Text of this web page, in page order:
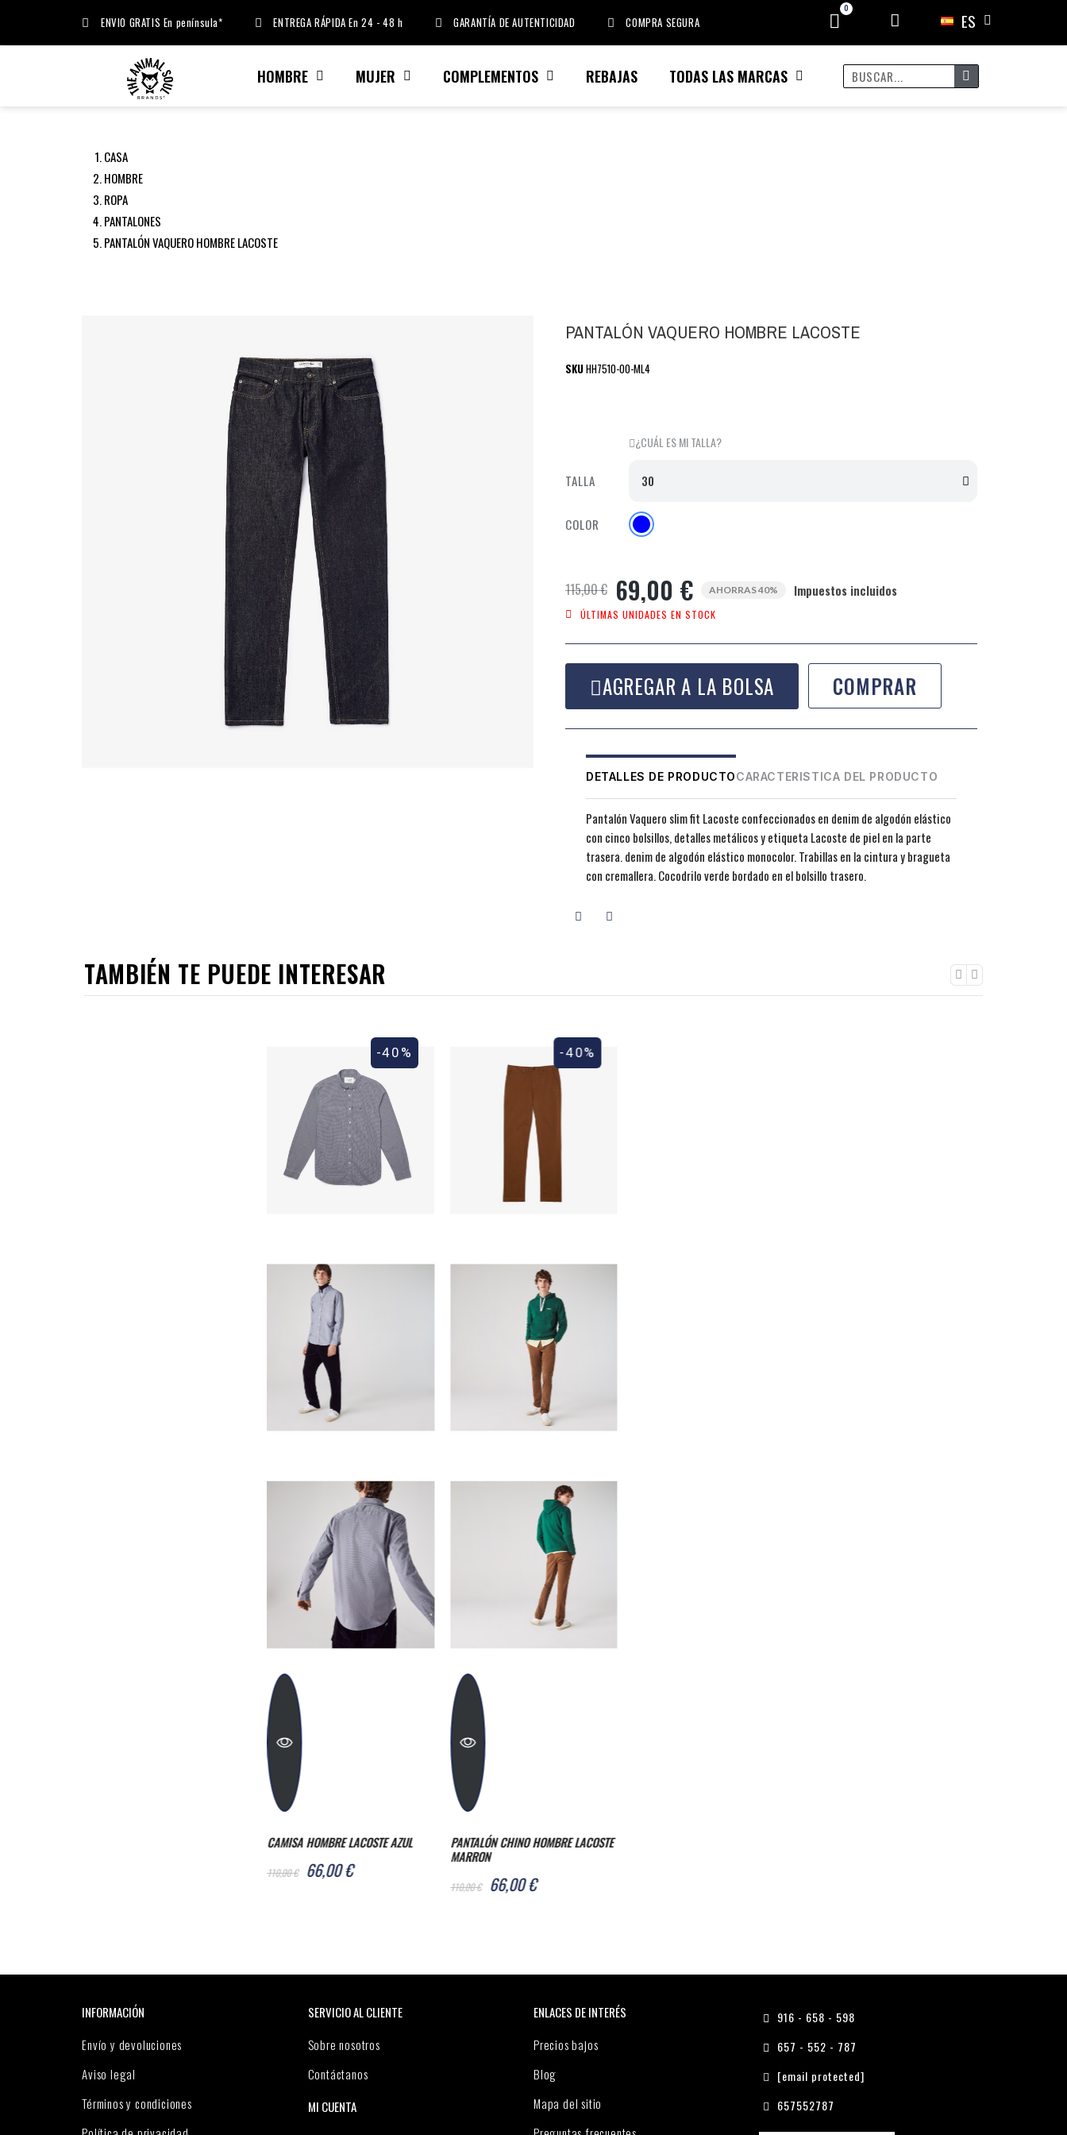
ENVIO GRATIS En península* ENTREGA RÁPIDA En 24 - 48 h GARANTÍA DE AUTENTICIDAD COMPRA SEGURA ES
HOMBRE MUJER COMPLEMENTOS REBAJAS TODAS LAS MARCAS
CASA
HOMBRE
ROPA
PANTALONES
PANTALÓN VAQUERO HOMBRE LACOSTE
PANTALÓN VAQUERO HOMBRE LACOSTE
SKUHH7510-00-ML4
¿CUÁL ES MI TALLA?
TALLA
COLOR
115,00 € 69,00 € AHORRAS 40% Impuestos incluidos
ÚLTIMAS UNIDADES EN STOCK
AGREGAR A LA BOLSA COMPRAR
DETALLES DE PRODUCTOCARACTERISTICA DEL PRODUCTO
Pantalón Vaquero slim fit Lacoste confeccionados en denim de algodón elástico
con cinco bolsillos, detalles metálicos y etiqueta Lacoste de piel en la parte
trasera. denim de algodón elástico monocolor. Trabillas en la cintura y bragueta
con cremallera. Cocodrilo verde bordado en el bolsillo trasero.
TAMBIÉN TE PUEDE INTERESAR
CAMISA HOMBRE LACOSTE AZUL
110,00 € 66,00 €
-40%
PANTALÓN CHINO HOMBRE LACOSTE
MARRON
110,00 € 66,00 €
-40%
INFORMACIÓN
Envío y devoluciones
Aviso legal
Términos y condiciones
SERVICIO AL CLIENTE
Sobre nosotros
Contáctanos
MI CUENTA
ENLACES DE INTERÉS
Precios bajos
Blog
Mapa del sitio
916 - 658 - 598
657 - 552 - 787
[email protected]
657552787